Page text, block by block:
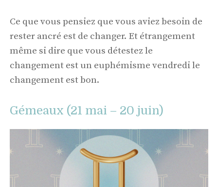
Ce que vous pensiez que vous aviez besoin de
rester ancré est de changer. Et étrangement
même si dire que vous détestez le
changement est un euphémisme vendredi le
changement est bon.
Gémeaux (21 mai – 20 juin)